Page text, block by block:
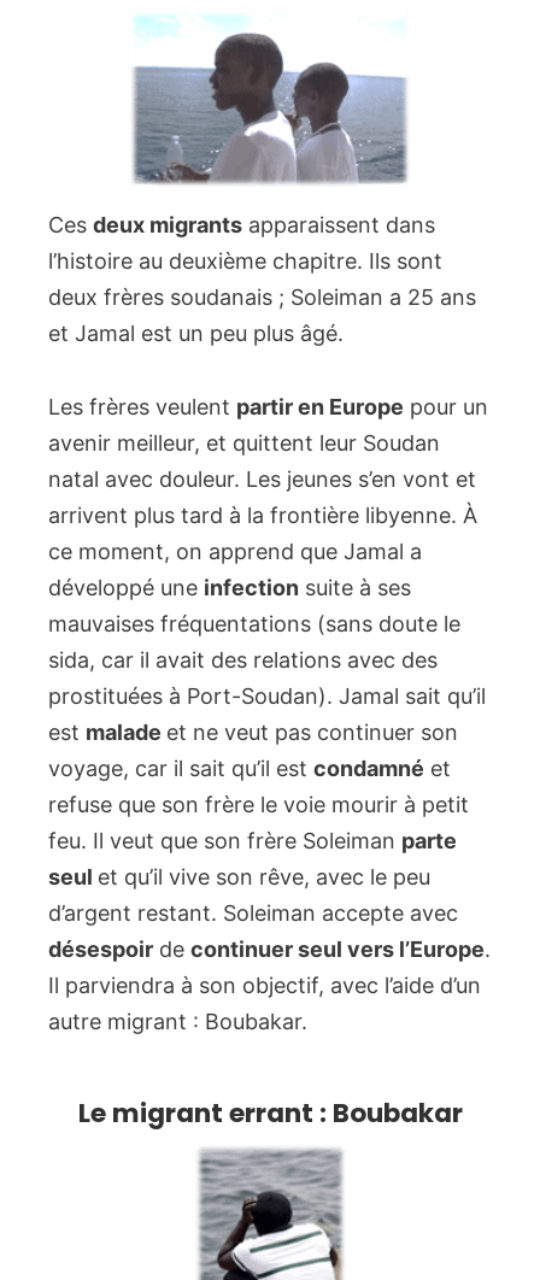
Ces deux migrants apparaissent dans
l’histoire au deuxième chapitre. Ils sont
deux frères soudanais ; Soleiman a 25 ans
et Jamal est un peu plus âgé.
Les frères veulent partir en Europe pour un
avenir meilleur, et quittent leur Soudan
natal avec douleur. Les jeunes s’en vont et
arrivent plus tard à la frontière libyenne. À
ce moment, on apprend que Jamal a
développé une infection suite à ses
mauvaises fréquentations (sans doute le
sida, car il avait des relations avec des
prostituées à Port-Soudan). Jamal sait qu’il
est malade et ne veut pas continuer son
voyage, car il sait qu’il est condamné et
refuse que son frère le voie mourir à petit
feu. Il veut que son frère Soleiman parte
seul et qu’il vive son rêve, avec le peu
d’argent restant. Soleiman accepte avec
désespoir de continuer seul vers l’Europe.
Il parviendra à son objectif, avec l’aide d’un
autre migrant : Boubakar.
Le migrant errant : Boubakar